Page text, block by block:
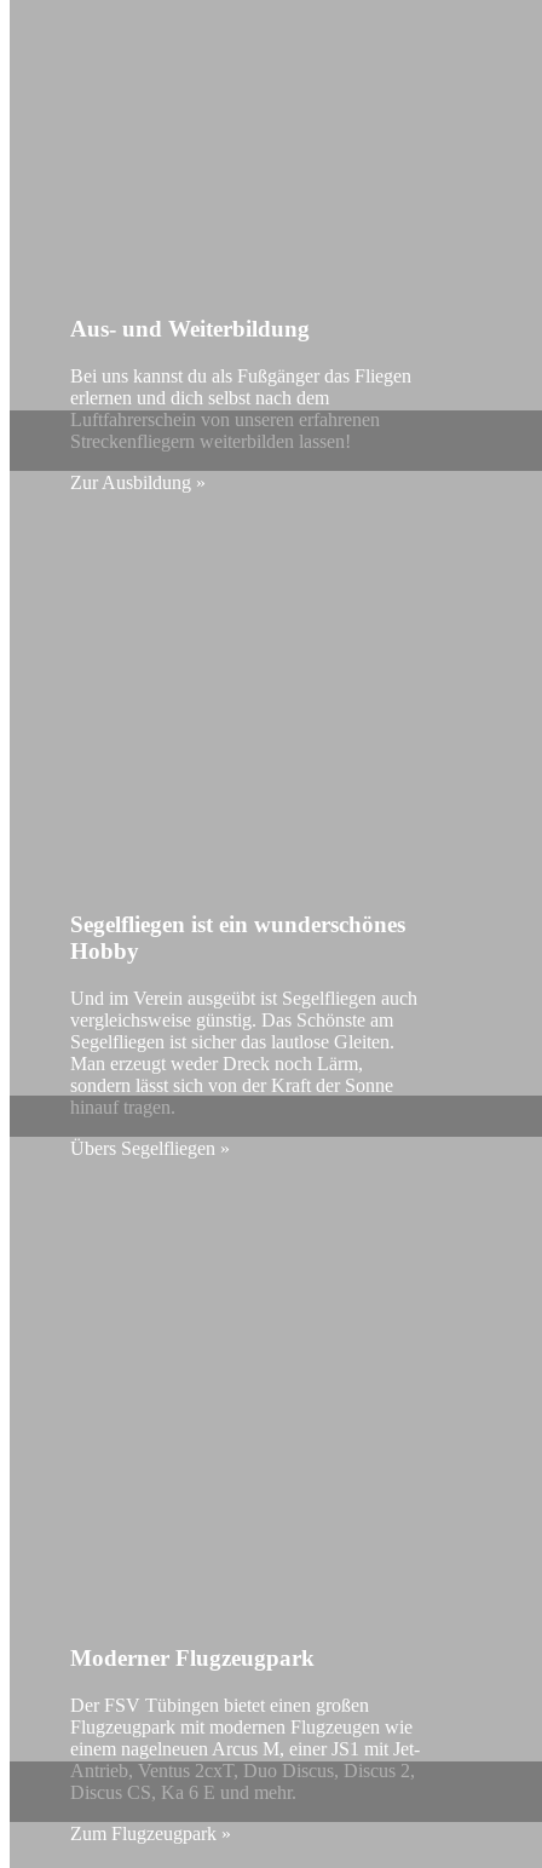
Aus- und Weiterbildung
Bei uns kannst du als Fußgänger das Fliegen
erlernen und dich selbst nach dem
Luftfahrerschein von unseren erfahrenen
Streckenfliegern weiterbilden lassen!
Zur Ausbildung »
Segelfliegen ist ein wunderschönes
Hobby
Und im Verein ausgeübt ist Segelfliegen auch
vergleichsweise günstig. Das Schönste am
Segelfliegen ist sicher das lautlose Gleiten.
Man erzeugt weder Dreck noch Lärm,
sondern lässt sich von der Kraft der Sonne
hinauf tragen.
Übers Segelfliegen »
Moderner Flugzeugpark
Der FSV Tübingen bietet einen großen
Flugzeugpark mit modernen Flugzeugen wie
einem nagelneuen Arcus M, einer JS1 mit Jet-
Antrieb, Ventus 2cxT, Duo Discus, Discus 2,
Discus CS, Ka 6 E und mehr.
Zum Flugzeugpark »